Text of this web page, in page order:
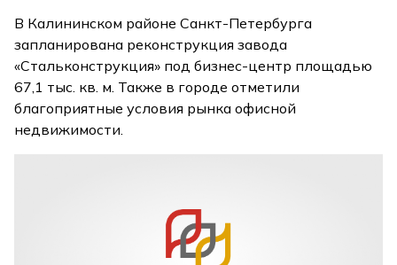
В Калининском районе Санкт-Петербурга
запланирована реконструкция завода
«Стальконструкция» под бизнес-центр площадью
67,1 тыс. кв. м. Также в городе отметили
благоприятные условия рынка офисной
недвижимости.